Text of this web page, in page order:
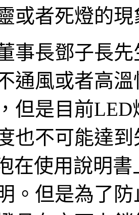
或者死燈的現
事長鄧子長
通風或者高
但是目前
也不可能達
在使用說明
。但是為了